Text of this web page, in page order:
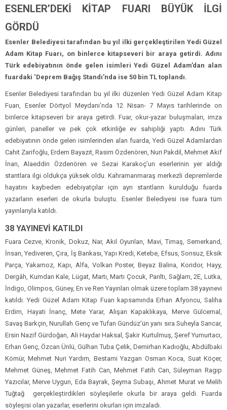
ESENLER’DEKİ KİTAP FUARI BÜYÜK İLGİ
GÖRDÜ
Esenler Belediyesi tarafından bu yıl ilki gerçekleştirilen Yedi Güzel
Adam Kitap Fuarı, on binlerce kitapseveri bir araya getirdi. Adını
Türk edebiyatının önde gelen isimleri Yedi Güzel Adam’dan alan
fuardaki ‘Deprem Bağış Standı’nda ise 50 bin TL toplandı.
Esenler Belediyesi tarafından bu yıl ilki düzenlen Yedi Güzel Adam Kitap
Fuarı, Esenler Dörtyol Meydanı’nda 12 Nisan- 7 Mayıs tarihlerinde on
binlerce kitapseveri bir araya getirdi. Fuar, okur-yazar buluşmaları, imza
günleri, paneller ve pek çok etkinliğe ev sahipliği yaptı. Adını Türk
edebiyatının önde gelen isimlerinden alan fuarda, Yedi Güzel Adamlardan
Cahit Zarifoğlu, Erdem Bayazıt, Rasim Özdenören, Nuri Pakdil, Mehmet Akif
İnan, Alaeddin Özdenören ve Sezai Karakoç’un eserlerinin yer aldığı
stantlara ilgi oldukça yüksek oldu. Kahramanmaraş merkezli depremlerde
hayatını kaybeden edebiyatçılar için ayrı stantların kurulduğu fuarda
yazarların eserleri de okurla buluştu. Esenler Belediyesi ise fuara tüm
yayınlarıyla katıldı.
38 YAYINEVİ KATILDI
Fuara Cezve, Kronik, Dokuz, Nar, Akıl Oyunları, Mavi, Timaş, Semerkand,
İnsan, Yediveren, Çıra, İş Bankası, Yapı Kredi, Ketebe, Efsus, Sonsuz, Eksik
Parça, Yakamoz, Kapı, Alfa, Volkan Poster, Beyaz Balina, Koridor, Hayy,
Dergâh, Kumdan Kale, Lügat, Martı, Martı Çocuk, Parıltı, Sağlam, 2E, Lutka,
İndigo, Olimpos, Güney, En ve Ren Yayınları olmak üzere toplam 38 yayınevi
katıldı. Yedi Güzel Adam Kitap Fuarı kapsamında Erhan Afyoncu, Saliha
Erdim, Hayati İnanç, Mete Yarar, Alişan Kapaklıkaya, Merve Gülcemal,
Savaş Barkçin, Nurullah Genç ve Tufan Gündüz’ün yanı sıra Suheyla Sancar,
Ersin Nazif Gürdoğan, Ali Haydar Haksal, Şakir Kurtulmuş, Şeref Yumurtacı,
Erhan Genç, Özcan Ünlü, Gülhan Tuba Çelik, Demirhan Kadıoğlu, Abdülbaki
Kömür, Mehmet Nuri Yardım, Bestami Yazgan Osman Koca, Suat Köçer,
Mehmet Güneş, Mehmet Fatih Can, Mehmet Fatih Can, Süleyman Ragıp
Yazıcılar, Merve Uygun, Eda Bayrak, Şeyma Subaşı, Ahmet Murat ve Melih
Tuğtağ gerçekleştirdikleri söyleşilerle okurla bir araya geldi. Fuarda
söyleşisi olan yazarlar, eserlerini okurları için imzaladı.